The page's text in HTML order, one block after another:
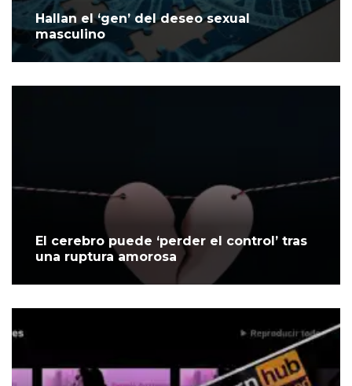
Hallan el ‘gen’ del deseo sexual
masculino
El cerebro puede ‘perder el control’ tras
una ruptura amorosa